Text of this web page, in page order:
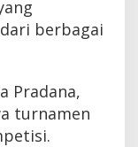
berbagai
Pradana,
turnamen